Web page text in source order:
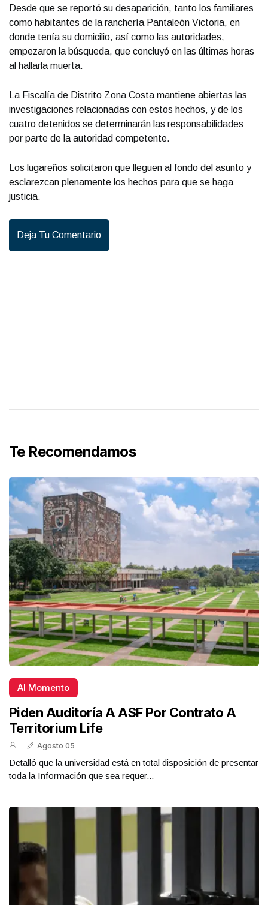
Desde que se reportó su desaparición, tanto los familiares
como habitantes de la ranchería Pantaleón Victoria, en
donde tenía su domicilio, así como las autoridades,
empezaron la búsqueda, que concluyó en las últimas horas
al hallarla muerta.
La Fiscalía de Distrito Zona Costa mantiene abiertas las
investigaciones relacionadas con estos hechos, y de los
cuatro detenidos se determinarán las responsabilidades
por parte de la autoridad competente.
Los lugareños solicitaron que lleguen al fondo del asunto y
esclarezcan plenamente los hechos para que se haga
justicia.
Deja Tu Comentario
Te Recomendamos
Al Momento
Piden Auditoría A ASF Por Contrato A
Territorium Life
Agosto 05
Detalló que la universidad está en total disposición de presentar
toda la Información que sea requer...